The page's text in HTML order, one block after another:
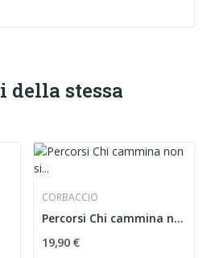
della stessa
CORBACCIO
Percorsi Chi cammina non si perde
19,90 €